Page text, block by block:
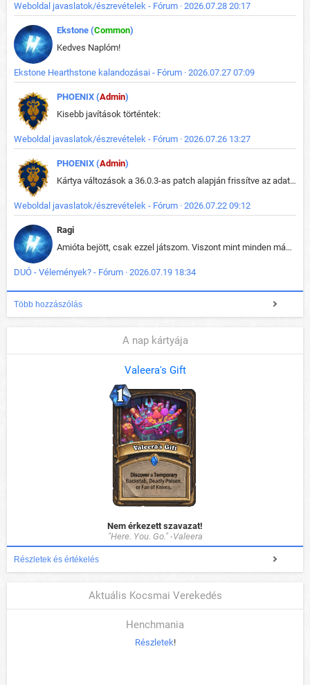
Weboldal javaslatok/észrevételek - Fórum · 2026.07.28 20:17
Ekstone (Common)
Kedves Naplóm!
Ekstone Hearthstone kalandozásai - Fórum · 2026.07.27 07:09
PHOENIX (Admin)
Kisebb javítások történtek:
Weboldal javaslatok/észrevételek - Fórum · 2026.07.26 13:27
PHOENIX (Admin)
Kártya változások a 36.0.3-as patch alapján frissítve az adatbázisban (képek is cserélve).
Weboldal javaslatok/észrevételek - Fórum · 2026.07.22 09:12
Ragi
Amióta bejött, csak ezzel játszom. Viszont mint minden más - akár az alapjáték is, ez is baromira összetett lett. Néha már pár kör után is esélytelen az egész. Vagy irreállisan túltápol valaki, vagy lelép a partner, vagy csak hülye mint a segg. És amikor eljönne az én időm, na akkor jön el mindenki másé is. Engem jobban érdekelne, hogy ki milyen ratingen szokott játszani. Na ez lenne egy érdekes adat.
DUÓ - Vélemények? - Fórum · 2026.07.19 18:34
Több hozzászólás
A nap kártyája
Valeera's Gift
Nem érkezett szavazat!
"Here. You. Go." -Valeera
Részletek és értékelés
Aktuális Kocsmai Verekedés
Henchmania
Részletek!